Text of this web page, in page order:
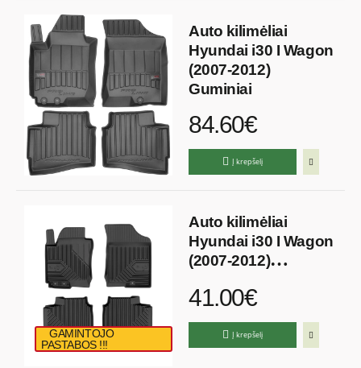
Auto kilimėliai
Hyundai i30 I Wagon
(2007-2012)
Guminiai
84.60€
Į krepšelį
GAMINTOJO
PASTABOS !!!
Auto kilimėliai
Hyundai i30 I Wagon
(2007-2012)
41.00€
Į krepšelį